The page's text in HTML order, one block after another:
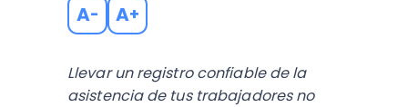
A- A+
Llevar un registro confiable de la
asistencia de tus trabajadores no